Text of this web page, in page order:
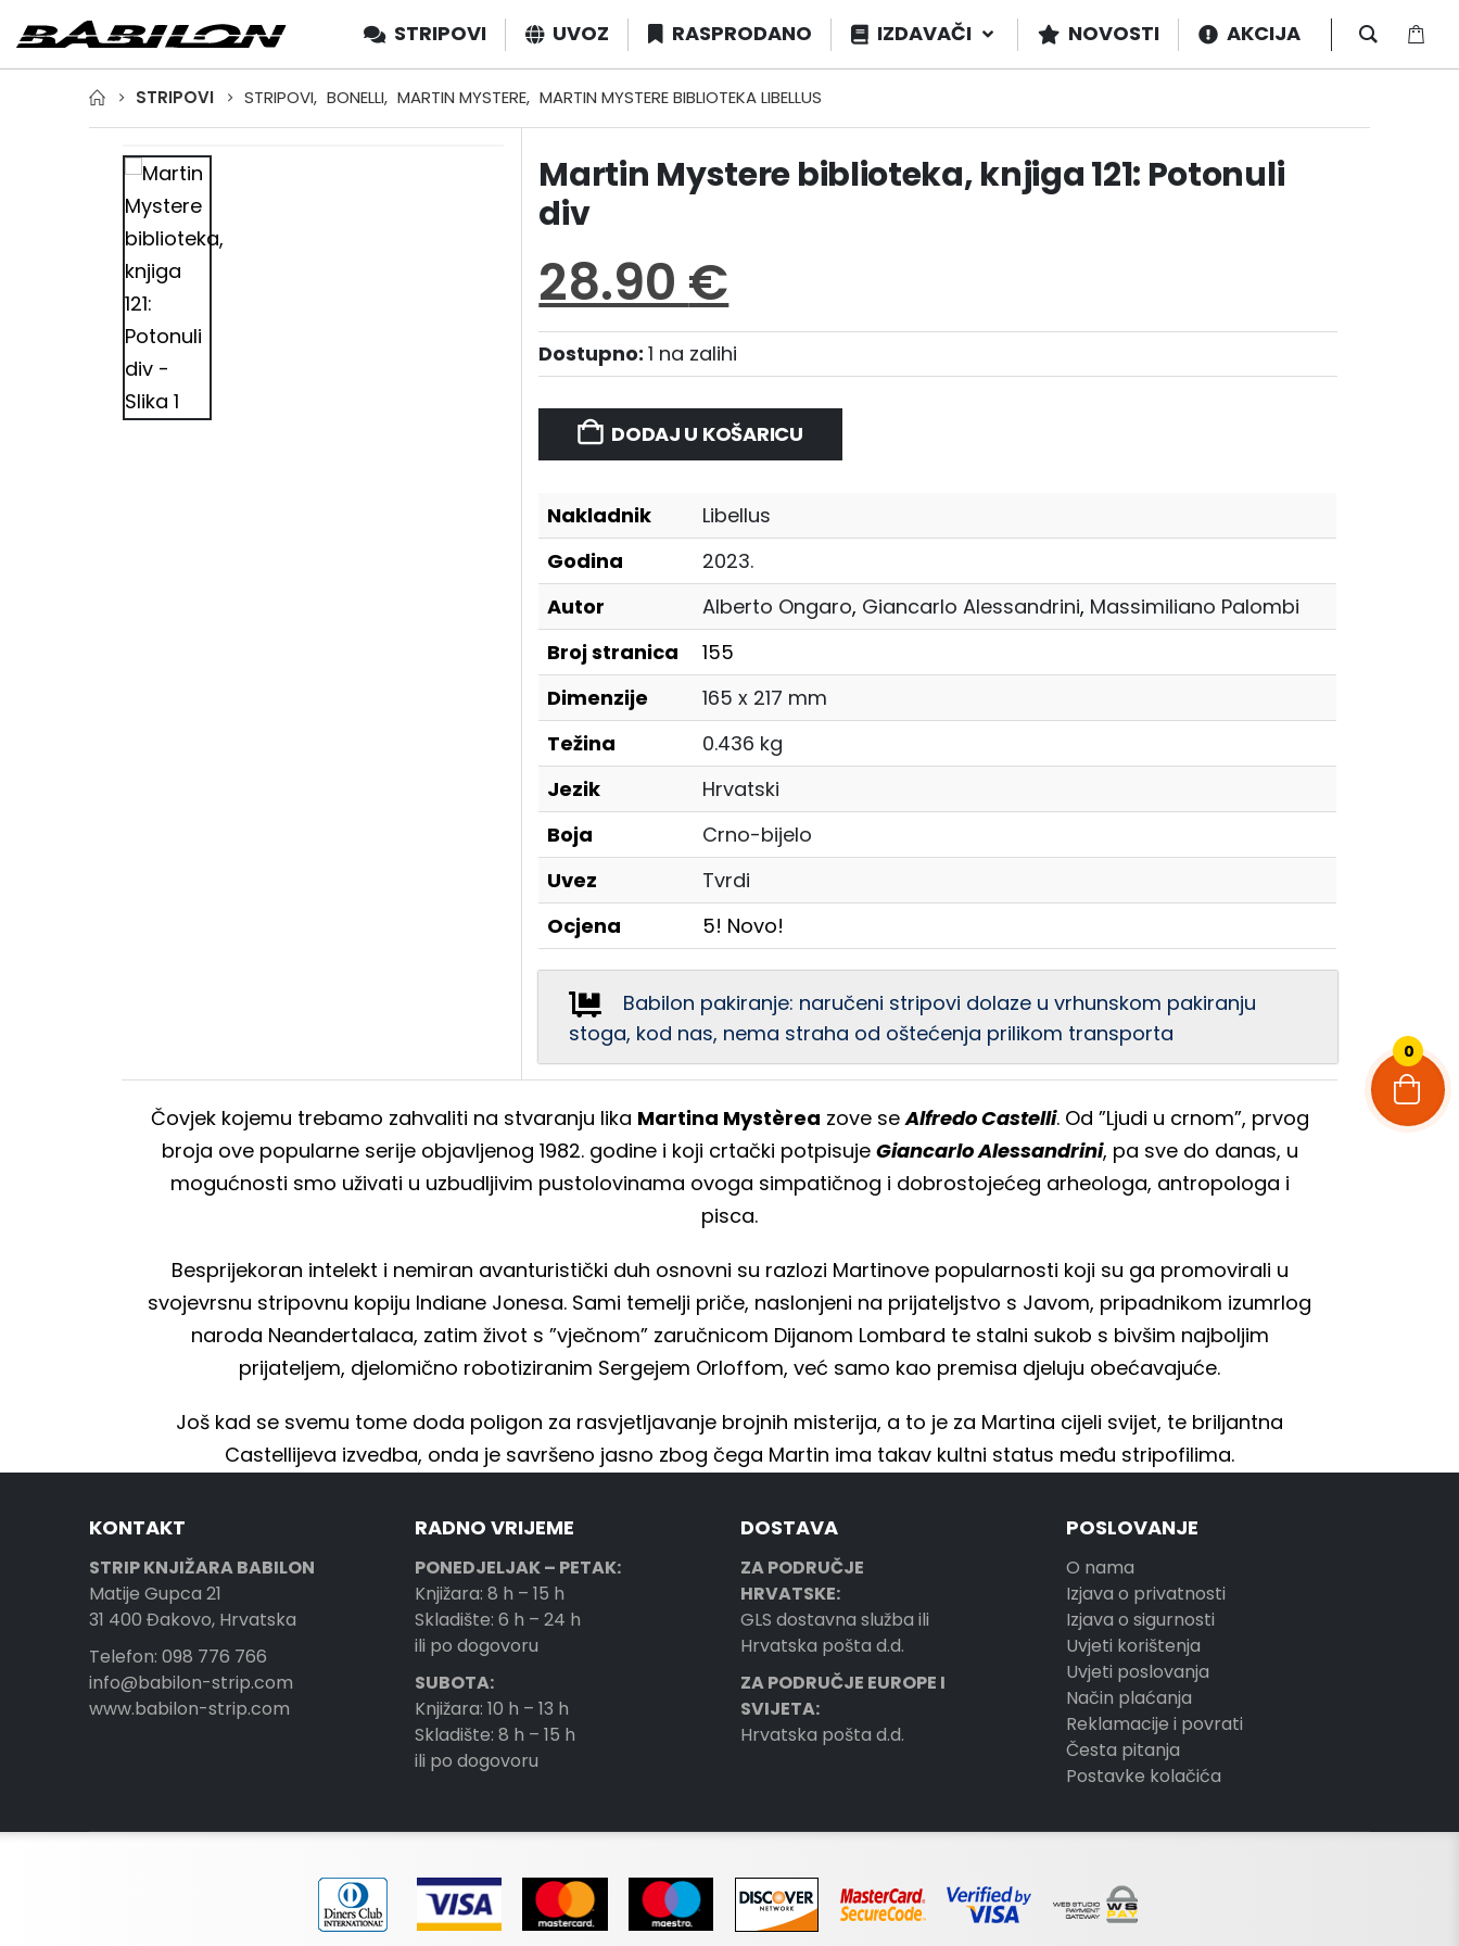
0
STRIPOVI UVOZ RASPRODANO IZDAVAČI NOVOSTI AKCIJA
STRIPOVI STRIPOVI, BONELLI, MARTIN MYSTERE, MARTIN MYSTERE BIBLIOTEKA LIBELLUS
Martin Mystere biblioteka, knjiga 121: Potonuli
div
28.90 €
Dostupno:1 na zalihi
DODAJ U KOŠARICU
Nakladnik
Libellus
Godina
2023.
Autor
Alberto Ongaro, Giancarlo Alessandrini, Massimiliano Palombi
Broj stranica
155
Dimenzije
165 x 217 mm
Težina
0.436 kg
Jezik
Hrvatski
Boja
Crno-bijelo
Uvez
Tvrdi
Ocjena
5! Novo!
Babilon pakiranje: naručeni stripovi dolaze u vrhunskom pakiranju
stoga, kod nas, nema straha od oštećenja prilikom transporta
Čovjek kojemu trebamo zahvaliti na stvaranju lika Martina Mystèrea zove seAlfredo Castelli. Od ”Ljudi u crnom”, prvog
broja ove popularne serije objavljenog 1982. godine i koji crtački potpisuje Giancarlo Alessandrini, pa sve do danas, u
mogućnosti smo uživati u uzbudljivim pustolovinama ovoga simpatičnog i dobrostojećeg arheologa, antropologa i
pisca.
Besprijekoran intelekt i nemiran avanturistički duh osnovni su razlozi Martinove popularnosti koji su ga promovirali u
svojevrsnu stripovnu kopiju Indiane Jonesa. Sami temelji priče, naslonjeni na prijateljstvo s Javom, pripadnikom izumrlog
naroda Neandertalaca, zatim život s ”vječnom” zaručnicom Dijanom Lombard te stalni sukob s bivšim najboljim
prijateljem, djelomično robotiziranim Sergejem Orloffom, već samo kao premisa djeluju obećavajuće.
Još kad se svemu tome doda poligon za rasvjetljavanje brojnih misterija, a to je za Martina cijeli svijet, te briljantna
Castellijeva izvedba, onda je savršeno jasno zbog čega Martin ima takav kultni status među stripofilima.
KONTAKT
STRIP KNJIŽARA BABILON
Matije Gupca 21
31 400 Đakovo, Hrvatska
Telefon: 098 776 766
info@babilon-strip.com
www.babilon-strip.com
RADNO VRIJEME
PONEDJELJAK – PETAK:
Knjižara: 8 h – 15 h
Skladište: 6 h – 24 h
ili po dogovoru
SUBOTA:
Knjižara: 10 h – 13 h
Skladište: 8 h – 15 h
ili po dogovoru
DOSTAVA
ZA PODRUČJE
HRVATSKE:
GLS dostavna služba ili
Hrvatska pošta d.d.
ZA PODRUČJE EUROPE I
SVIJETA:
Hrvatska pošta d.d.
POSLOVANJE
O nama
Izjava o privatnosti
Izjava o sigurnosti
Uvjeti korištenja
Uvjeti poslovanja
Način plaćanja
Reklamacije i povrati
Česta pitanja
Postavke kolačića